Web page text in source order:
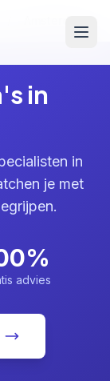
in
in
je met
advies